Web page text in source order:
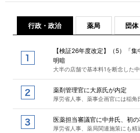
行政・政治 薬局 団
【検証26年度改定】（5）「
明暗
大半の店舗で基本料1を断念した
薬剤管理官に大原氏が内定
厚労省人事、薬事企画官には稲角
医薬担当審議官に中井氏、初
厚労省人事、薬局関連施策にも精